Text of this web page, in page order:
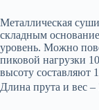
Металлическая
складным
уровень. Можно
пиковой нагрузки
высоту составляют
Длина прута и вес